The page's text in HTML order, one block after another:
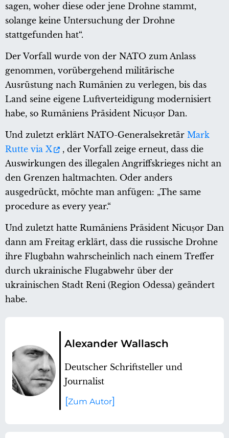
sagen, woher diese oder jene Drohne stammt,
solange keine Untersuchung der Drohne
stattgefunden hat“.
Der Vorfall wurde von der NATO zum Anlass
genommen, vorübergehend militärische
Ausrüstung nach Rumänien zu verlegen, bis das
Land seine eigene Luftverteidigung modernisiert
habe, so Rumäniens Präsident Nicușor Dan.
Und zuletzt erklärt NATO-Generalsekretär Mark
Rutte via X
, der Vorfall zeige erneut, dass die
Auswirkungen des illegalen Angriffskrieges nicht an
den Grenzen haltmachten. Oder anders
ausgedrückt, möchte man anfügen: „The same
procedure as every year.“
Und zuletzt hatte Rumäniens Präsident Nicușor Dan
dann am Freitag erklärt, dass die russische Drohne
ihre Flugbahn wahrscheinlich nach einem Treffer
durch ukrainische Flugabwehr über der
ukrainischen Stadt Reni (Region Odessa) geändert
habe.
Alexander Wallasch
Deutscher Schriftsteller und
Journalist
Zum Autor